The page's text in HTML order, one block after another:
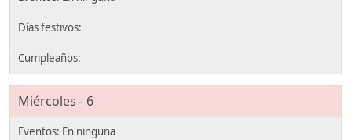
Miércoles - 6